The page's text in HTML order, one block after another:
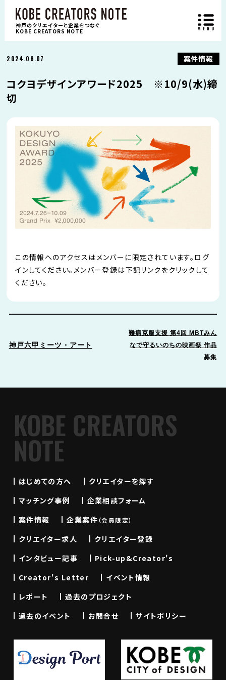
神戸のクリエイターと企業をつなぐ
KOBE CREATORS NOTE
案件情報
2024.08.07
コクヨデザインアワード2025 ※10/9(水)締
切
この情報へのアクセスはメンバーに限定されています。ログ
インしてください。メンバー登録は下記リンクをクリックして
ください。
神戸六甲ミーツ・アート
難病克服支援 第4回 MBTみん
なで守るいのちの映画祭 作品
募集
KOBE CREATORS
NOTE
はじめての方へ
クリエイターを探す
マッチング事例
企業相談フォーム
案件情報
企業案件（会員限定）
クリエイター求人
クリエイター登録
インタビュー記事
Pick-up&Creator's
Creator's Letter
イベント情報
レポート
過去のプロジェクト
過去のイベント
お問合せ サイトポリシー